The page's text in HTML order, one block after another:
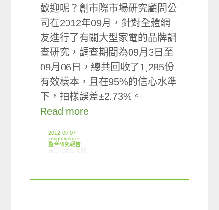
歡迎呢？創市際市場研究顧問公
司在2012年09月，針對全體網
友進行了有關大型家電的品牌調
查研究，調查期間為09月3日至
09月06日，總共回收了1,285份
有效樣本，且在95%的信心水準
下，抽樣誤差±2.73%。
Read more
2012-09-07
insightxplorer
整合研究報告